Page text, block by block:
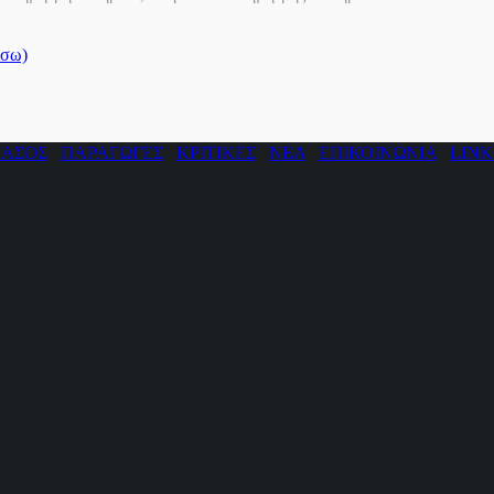
ΠΑΡΑΓΩΓΕΣ ΚΡΙΤΙΚΕΣ ΝΕΑ ΕΠΙΚΟΙΝΩΝΙΑ